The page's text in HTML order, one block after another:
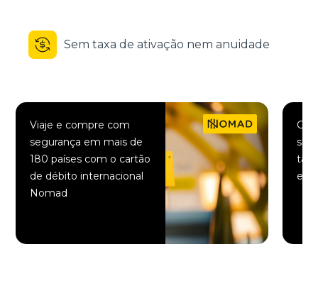
Sem taxa de ativação nem anuidade
Viaje e compre com
segurança em mais de
180 países com o cartão
de débito internacional
Nomad